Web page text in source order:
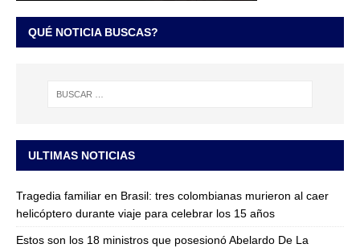
QUÉ NOTICIA BUSCAS?
ULTIMAS NOTICIAS
Tragedia familiar en Brasil: tres colombianas murieron al caer
helicóptero durante viaje para celebrar los 15 años
Estos son los 18 ministros que posesionó Abelardo De La